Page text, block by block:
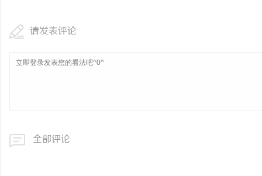
请发表评论
全部评论